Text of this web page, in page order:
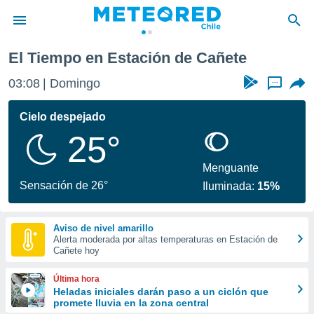
de
por
se
calidad.
a este
las
y
forma
digital
basada
El Tiempo en Estación de Cañete
03:08 Domingo ...
Cielo despejado
25°
Sensación de 26°
Menguante
Iluminada: 15%
Aviso de nivel amarillo
Alerta moderada por altas temperaturas en Estación de
Cañete hoy
Última hora
Heladas iniciales darán paso a un ciclón que
promete lluvia en la zona central